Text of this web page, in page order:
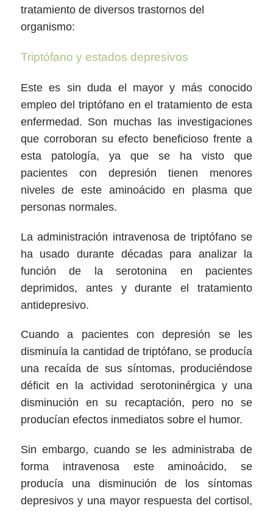
tratamiento de diversos trastornos del
organismo:
Triptófano y estados depresivos
Este es sin duda el mayor y más conocido
empleo del triptófano en el tratamiento de esta
enfermedad. Son muchas las investigaciones
que corroboran su efecto beneficioso frente a
esta patología, ya que se ha visto que
pacientes con depresión tienen menores
niveles de este aminoácido en plasma que
personas normales.
La administración intravenosa de triptófano se
ha usado durante décadas para analizar la
función de la serotonina en pacientes
deprimidos, antes y durante el tratamiento
antidepresivo.
Cuando a pacientes con depresión se les
disminuía la cantidad de triptófano, se producía
una recaída de sus síntomas, produciéndose
déficit en la actividad serotoninérgica y una
disminución en su recaptación, pero no se
producían efectos inmediatos sobre el humor.
Sin embargo, cuando se les administraba de
forma intravenosa este aminoácido, se
producía una disminución de los síntomas
depresivos y una mayor respuesta del cortisol,